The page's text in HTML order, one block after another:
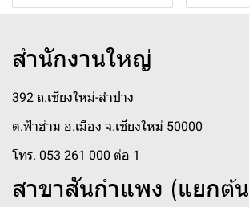
สำนักงานใหญ่
392 ถ.เชียงใหม่-ลำปาง
ต.ฟ้าฮ่าม อ.เมือง จ.เชียงใหม่ 50000
โทร. 053 261 000 ต่อ 1
สาขาสันกำแพง (แยกต้น